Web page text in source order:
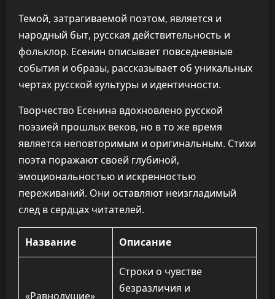
Темой, затрагиваемой поэтом, является и
народный быт, русская действительность и
фольклор. Есенин описывает повседневные
события и образы, рассказывает об уникальных
чертах русской культуры и идентичности.
Творчество Есенина вдохновлено русской
поэзией прошлых веков, но в то же время
является неповторимым и оригинальным. Стихи
поэта поражают своей глубиной,
эмоциональностью и искренностью
переживаний. Они оставляют неизгладимый
след в сердцах читателей.
Название Описание
«Равнодушие»
Строки о чувстве
безразличия и